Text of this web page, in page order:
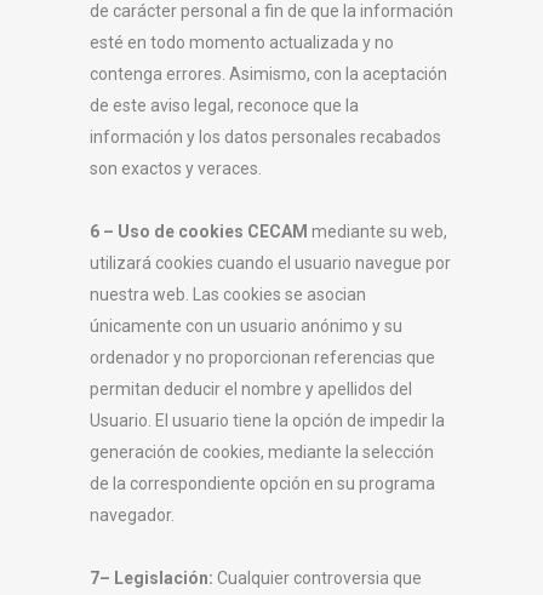
de carácter personal a fin de que la información
esté en todo momento actualizada y no
contenga errores. Asimismo, con la aceptación
de este aviso legal, reconoce que la
información y los datos personales recabados
son exactos y veraces.
6 – Uso de cookies CECAM mediante su web,
utilizará cookies cuando el usuario navegue por
nuestra web. Las cookies se asocian
únicamente con un usuario anónimo y su
ordenador y no proporcionan referencias que
permitan deducir el nombre y apellidos del
Usuario. El usuario tiene la opción de impedir la
generación de cookies, mediante la selección
de la correspondiente opción en su programa
navegador.
7– Legislación: Cualquier controversia que